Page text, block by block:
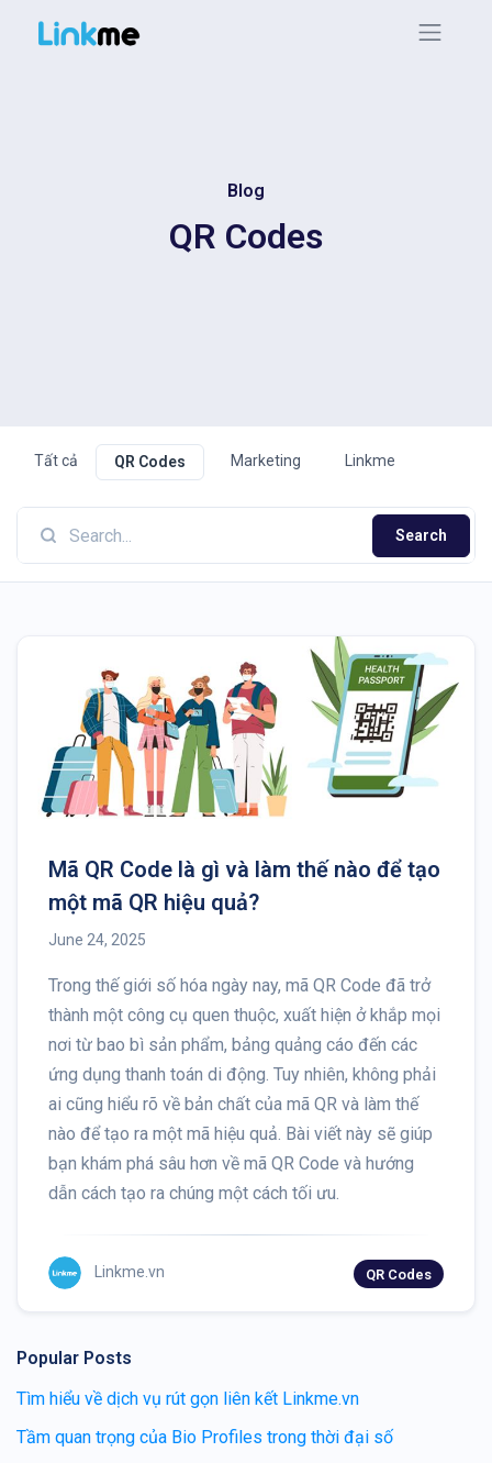
Blog
QR Codes
Tất cả QR Codes Marketing Linkme
Search
Mã QR Code là gì và làm thế nào để tạo
một mã QR hiệu quả?
June 24, 2025
Trong thế giới số hóa ngày nay, mã QR Code đã trở
thành một công cụ quen thuộc, xuất hiện ở khắp mọi
nơi từ bao bì sản phẩm, bảng quảng cáo đến các
ứng dụng thanh toán di động. Tuy nhiên, không phải
ai cũng hiểu rõ về bản chất của mã QR và làm thế
nào để tạo ra một mã hiệu quả. Bài viết này sẽ giúp
bạn khám phá sâu hơn về mã QR Code và hướng
dẫn cách tạo ra chúng một cách tối ưu.
Linkme.vn QR Codes
Popular Posts
Tìm hiểu về dịch vụ rút gọn liên kết Linkme.vn
Tầm quan trọng của Bio Profiles trong thời đại số